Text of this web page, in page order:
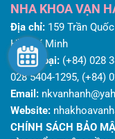
NHA KHOA VẠN
Địa chỉ: 159 Trần
Hồ Chí Minh
Điện thoại: (+84) 028
028 5404-1295, (+84)
Email:
Website:
CHÍNH SÁCH BẢO